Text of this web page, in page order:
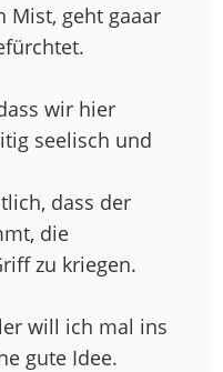
Mist, geht gaaar
wir hier
seelisch und
dass der
die
zu kriegen.
will ich mal ins
gute Idee.